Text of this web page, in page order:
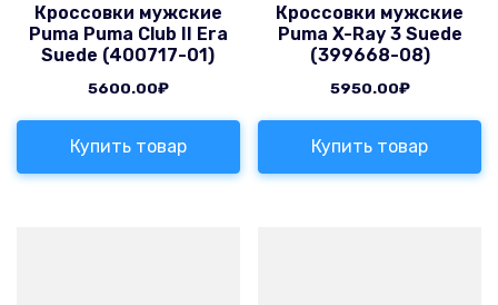
Кроссовки мужские
Puma Puma Club II Era
Suede (400717-01)
5600.00₽
Купить товар
Кроссовки мужские
Puma X-Ray 3 Suede
(399668-08)
5950.00₽
Купить товар